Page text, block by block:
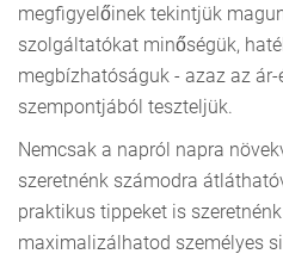
megfigyelőinek tekintjük
szolgáltatókat minőségük,
megbízhatóságuk - azaz az ár-
szempontjából teszteljük.
Nemcsak a napról napra
szeretnénk számodra
praktikus tippeket is
maximalizálhatod személyes